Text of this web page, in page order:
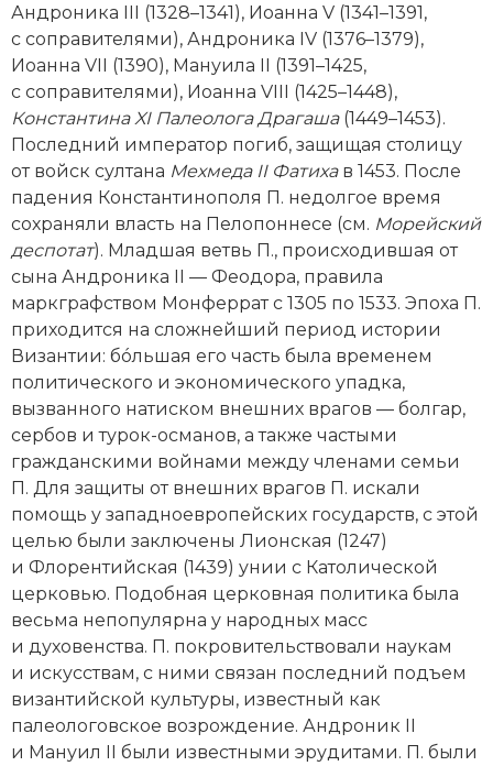
Новейшая история
Нумизматика
Образование
Общественные объединения и организации
Политическая история
Революции и народные движения
Религия и церковь
Россия
Северная Америка
Социально-экономическая история
Специальные исторические дисциплины
СССР
Южная Америка
Андроника III (1328–1341), Иоанна V (1341–1391,
с соправителями), Андроника IV (1376–1379),
Иоанна VII (1390), Мануила II (1391–1425,
с соправителями), Иоанна VIII (1425–1448),
Константина XI Палеолога Драгаша(1449–1453).
Последний император погиб, защищая столицу
от вой­ск султана Мехмеда II Фатихав 1453. После
падения Константинополя П. недолгое время
сохраняли власть на Пелопоннесе (см. Морейский
деспотат). Младшая ветвь П., происходившая от
сына Андроника II — Феодора, правила
маркграфством Монферрат с 1305 по 1533. Эпоха П.
приходится на сложнейший период истории
Византии: бóльшая его часть была временем
политического и экономического упадка,
вызванного натиском внешних врагов — болгар,
сербов и турок-­османов, а также частыми
гражданскими вой­нами между членами семьи
П. Для защиты от внешних врагов П. искали
помощь у западноевропейских государств, с этой
целью были заключены Лионская (1247)
и Флорентийская (1439) унии с Католической
церковью. Подобная церковная политика была
весьма непопулярна у народных масс
и духовенства. П. покровительствовали наукам
и искусствам, с ними связан последний подъем
византийской культуры, известный как
палеологовское возрождение. Андроник II
и Мануил II были известными эрудитами. П. были